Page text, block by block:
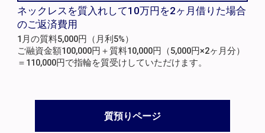
ネックレスを質入れして10万円を2ヶ月借りた場合
のご返済費用
1月の質料5,000円（月利5%）
ご融資金額100,000円＋質料10,000円（5,000円×2ヶ月分）
＝110,000円で指輪を質受けしていただけます。
質預りページ